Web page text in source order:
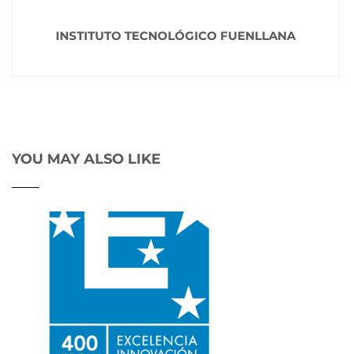
INSTITUTO TECNOLÓGICO FUENLLANA
YOU MAY ALSO LIKE